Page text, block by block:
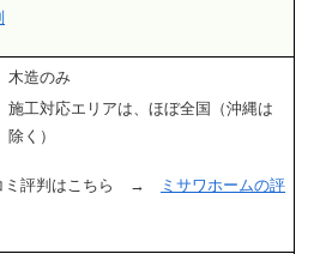
木造のみ
施工対応エリアは、ほぼ全国（沖縄は
除く）
ミ評判はこちら →
ミサワホームの評